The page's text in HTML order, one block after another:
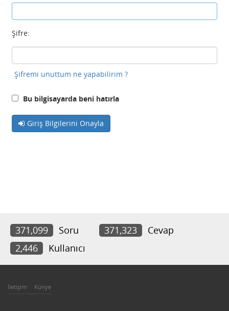
Şifre:
Şifremi unuttum ne yapabilirim ?
Bu bilgisayarda beni hatırla
Giriş Bilgilerini Onayla
371,099 Soru 371,323
Cevap
2,446
Kullanıcı
İletişim Künye